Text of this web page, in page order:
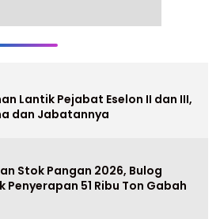
Lantik Pejabat Eselon II dan III,
dan Jabatannya
Stok Pangan 2026, Bulog
Penyerapan 51 Ribu Ton Gabah